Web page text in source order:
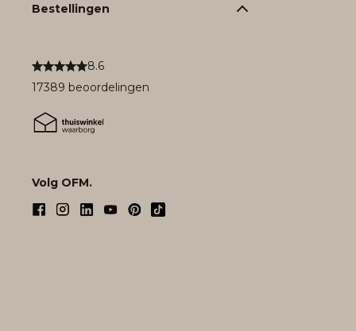
8.6
17389 beoordelingen
Volg OFM.
Bestellingen